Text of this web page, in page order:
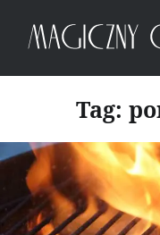
Magiczny
Tag: